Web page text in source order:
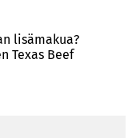
lisämakua?
Texas Beef